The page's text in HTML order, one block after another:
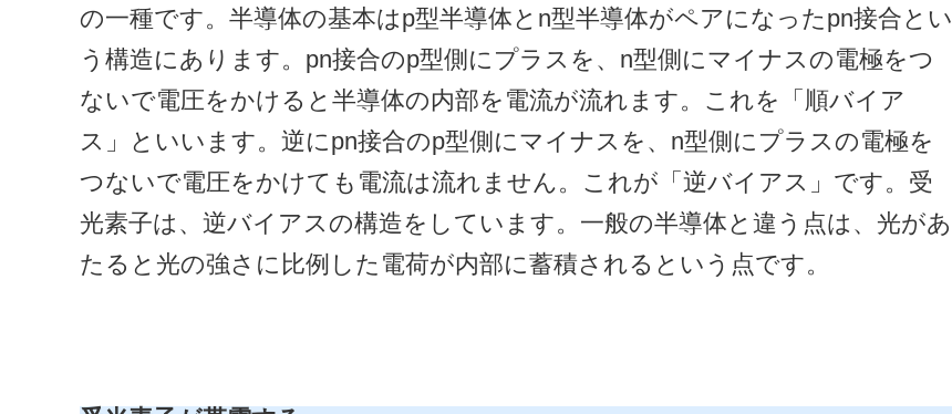
の一種です。半導体の基本はp型半導体とn型半導体がペアになったpn接合とい
う構造にあります。pn接合のp型側にプラスを、n型側にマイナスの電極をつ
ないで電圧をかけると半導体の内部を電流が流れます。これを「順バイア
ス」といいます。逆にpn接合のp型側にマイナスを、n型側にプラスの電極を
つないで電圧をかけても電流は流れません。これが「逆バイアス」です。受
光素子は、逆バイアスの構造をしています。一般の半導体と違う点は、光があ
たると光の強さに比例した電荷が内部に蓄積されるという点です。